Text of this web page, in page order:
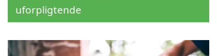
uforpligtende